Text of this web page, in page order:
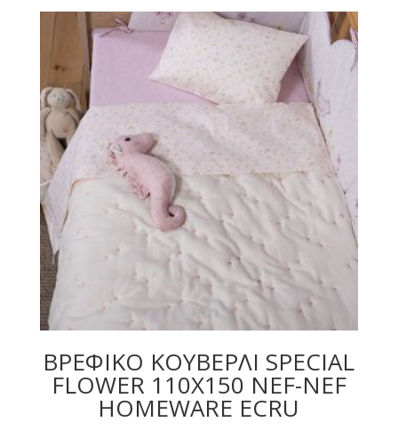
10,80€.
ΒΡΕΦΙΚΟ ΚΟΥΒΕΡΛΙ SPECIAL
FLOWER 110Χ150 NEF-NEF
HOMEWARE ECRU